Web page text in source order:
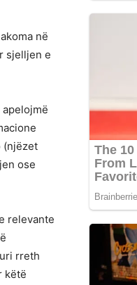
në
sjelljen e
(njëzet
ose
relevante
rreth
këtë